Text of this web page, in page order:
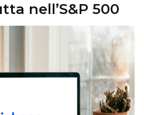
nell’S&P 500